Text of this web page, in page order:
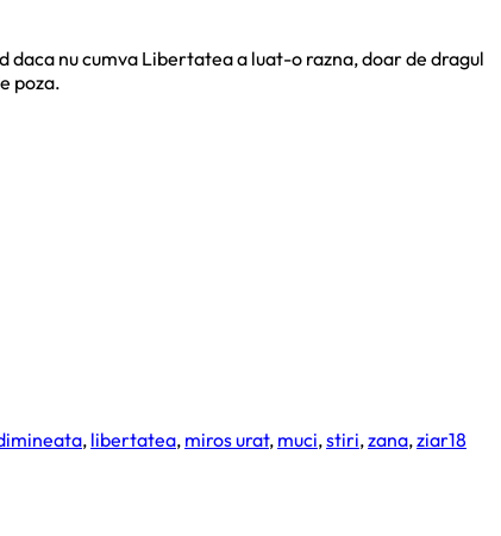
nu cumva Libertatea a luat-o razna, doar de dragul
poza.
, libertatea, miros urat, muci,stiri,zana,ziar18